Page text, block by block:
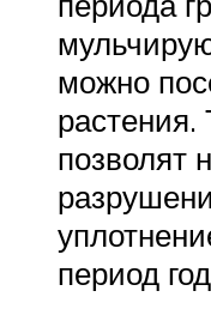
можно
растения.
позволят
период